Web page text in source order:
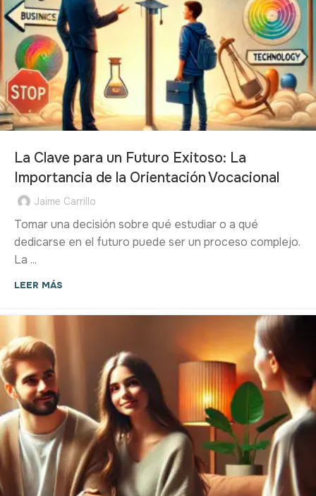
La Clave para un Futuro Exitoso: La
Importancia de la Orientación Vocacional
Jaime Carrillo
Tomar una decisión sobre qué estudiar o a qué
dedicarse en el futuro puede ser un proceso complejo.
La ...
LEER MÁS